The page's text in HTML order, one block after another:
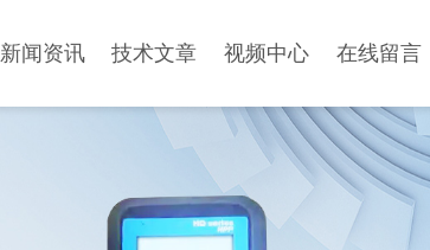
新闻资讯 技术文章 视频中心 在线留言